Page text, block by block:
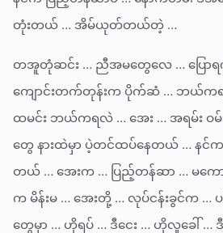
တုံးတယ် … အိမ်ယုတ်တယ်တဲ့ …
တအူတုံဆင်း … ညီအမတွေလေ … ပြေ
ကျောင်းတက်တုန်းက ပိုက်ဆံ … ဘယ်ကရ
ထမင်း ဘယ်ကရလဲ … အေး … အရမ်း ဝ
တွေ နားထဲမှာ ပဲ့တင်ထပ်နေတယ် … နင်
တယ် … အေးက … ပြည့်တန်ဆာ … မကော
က မိန်းမ … အေးတို့ … လုပ်ငန်းခွင်က … ပ
တွေမှာ … ဟိုရပ် … ဒီငေး … ဟိုလူခေါ် …